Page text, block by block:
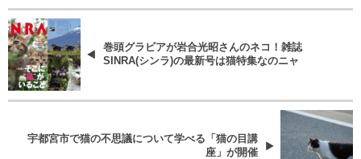
巻頭グラビアが岩合光昭さんのネコ！雑誌
SINRA(シンラ)の最新号は猫特集なのニャ
宇都宮市で猫の不思議について学べる「猫の目講
座」が開催